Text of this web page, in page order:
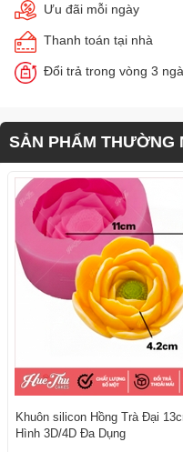
Ưu đãi mỗi ngày
Thanh toán tại nhà
Đổi trả trong vòng 3
SẢN PHẨM THƯỜNG
Khuôn silicon Hồng Trà Đại
Hình 3D/4D Đa Dụng